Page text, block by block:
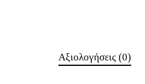
Αξιολογήσεις (0)